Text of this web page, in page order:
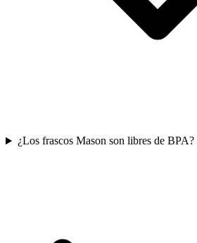
¿Los frascos Mason son libres de BPA?